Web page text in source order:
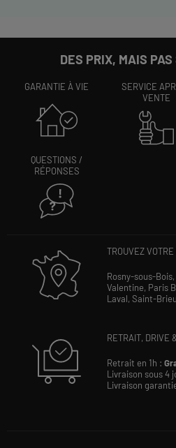
DES PRIX, MAIS
GARANTIE À VIE
SERVICE
VENTE
QUESTIONS /
RÉPONSES
TROUVEZ
Rosny-sous-Bois,
Valentine, Paris
Laval, Saint-
RETRAIT, DRIVE
Retrait en 1h :
Livraison sous 4
Livraison